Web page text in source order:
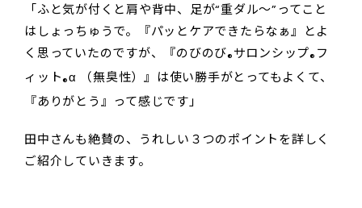
「ふと気が付くと肩や背中、足が“重ダル～”ってこと
はしょっちゅうで。『パッとケアできたらなぁ』とよ
く思っていたのですが、『のびのび®サロンシップ® フ
ィット®α （無臭性）』は使い勝手がとってもよくて、
『ありがとう』って感じです」
田中さんも絶賛の、うれしい３つのポイントを詳しく
ご紹介していきます。